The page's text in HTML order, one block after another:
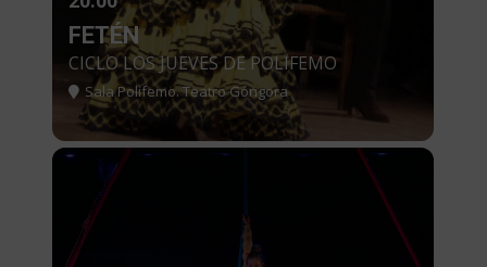
FETÉN
CICLO LOS JUEVES DE POLIFEMO
Sala Polifemo. Teatro Góngora